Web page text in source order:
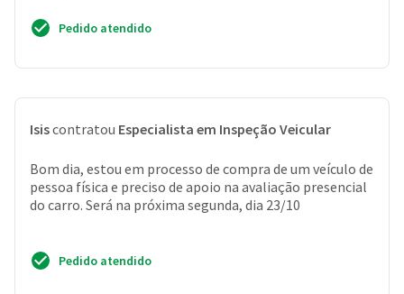
Pedido atendido
Isiscontratou Especialista em Inspeção Veicular
Bom dia, estou em processo de compra de um veículo de
pessoa física e preciso de apoio na avaliação presencial
do carro. Será na próxima segunda, dia 23/10
Pedido atendido